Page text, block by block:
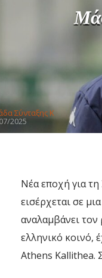
Σύνταξης Κ
2025
Νέα εποχή για
εισέρχεται σε
αναλαμβάνει
ελληνικό κοινό,
Athens Kallithea.